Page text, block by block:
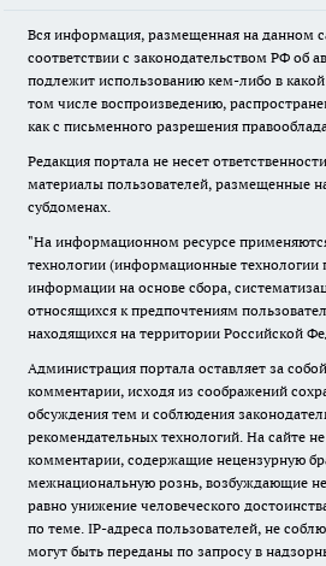
Вся информация, размещенная на данном
соответствии с законодательством РФ об
подлежит использованию кем-либо в
том числе воспроизведению,
как с письменного разрешения
Редакция портала не несет
материалы пользователей, размещенные
субдоменах.
"На информационном ресурсе
технологии (информационные технологии
информации на основе сбора,
относящихся к предпочтениям
находящихся на территории Российской
Администрация портала оставляет за
комментарии, исходя из соображений
обсуждения тем и соблюдения
рекомендательных технологий. На сайте
комментарии, содержащие нецензурную
межнациональную рознь, возбуждающие
равно унижение человеческого
по теме. IP-адреса пользователей, не
могут быть переданы по запросу в